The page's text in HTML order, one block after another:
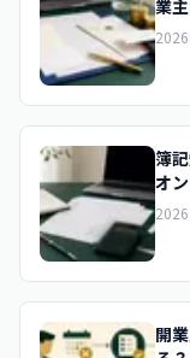
業
簿
オ
開